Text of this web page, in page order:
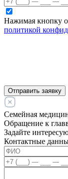
Нажимая кнопку
политикой
Отправить заявку
Семейная
Обращение к
Задайте
Контактные